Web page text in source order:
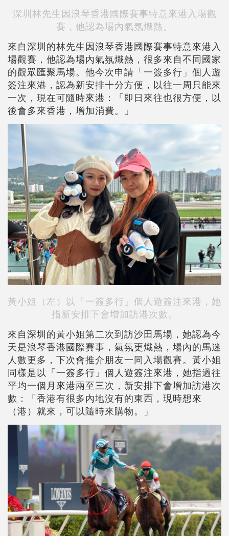
深圳林先生因浪琴香港國際賽事特意來港入場觀
賽，他認為場內氣氛熾熱。
來自深圳的林先生因浪琴香港國際賽事特意來港入
場觀賽，他認為場內氣氛熾熱，很多來自不同國家
的觀眾匯聚馬場。他今次申請「一簽多行」個人遊
簽注來港，認為新安排十分方便，以往一周只能來
一次，現在可隨時來港：「即日來往也很方便，以
後會多來香港，增加消費。」
黃小姐（左）以「一簽多行」個人遊簽注來港，她
指新安排下會增加訪港次數。
來自深圳的黃小姐第二次到訪沙田馬場，她認為今
天是浪琴香港國際賽事，氣氛更熾熱，場內的馬迷
人數更多，下次會推介朋友一同入場觀賽。黃小姐
同樣是以「一簽多行」個人遊簽注來港，她指過往
平均一個月來港兩至三次，新安排下會增加訪港次
數：「香港有很多內地沒有的東西，現時想來
（港）就來，可以隨時來購物。」